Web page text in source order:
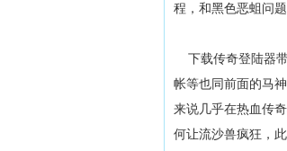
程，和黑色恶蛆问
下载传奇登陆器
帐等也同前面的马
来说几乎在热血传
何让流沙兽疯狂，